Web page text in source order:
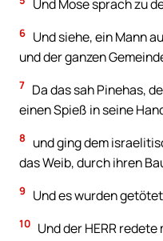
Und Mose sprach zu
6 Und siehe, ein Mann
und der ganzen
7 Da das sah Pinehas,
einen Spieß in seine
8
und ging dem
das Weib, durch ihren
9 Und es wurden
10 Und der HERR